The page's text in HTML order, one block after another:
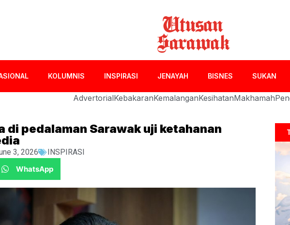
KOLUMNIS INSPIRASI JENAYAH BISNES SUKAN
AdvertorialKebakaranKemalanganKesihatanMakhamah
di pedalaman Sarawak uji ketahanan
3, 2026
INSPIRASI
WhatsApp